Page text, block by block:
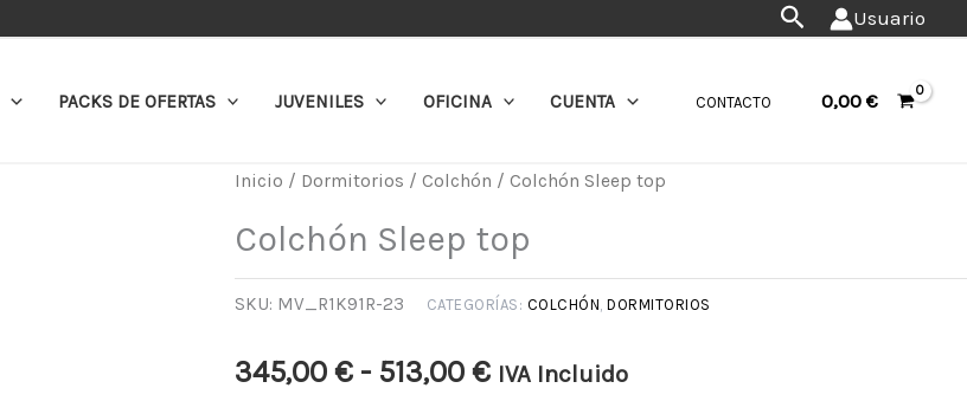
BuscarUsuario
PACKS DE OFERTAS JUVENILES OFICINA CUENTA CONTACTO 0,00 €
Inicio / Dormitorios / Colchón / Colchón Sleep top
Colchón Sleep top
SKU: MV_R1K91R-23 CATEGORÍAS: COLCHÓN,DORMITORIOS
345,00 € - 513,00 €
Rango
de
precios:
desde
IVA Incluido
Colchón
top